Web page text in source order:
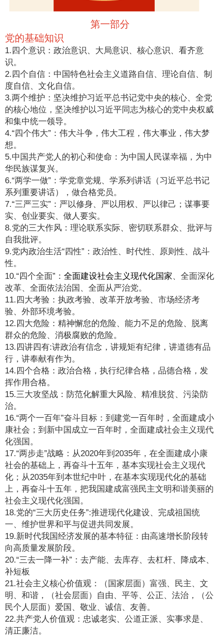
第一部分
党的基础知识
1.四个意识：政治意识、大局意识、核心意识、看齐意
识。
2.四个自信：中国特色社会主义道路自信、理论自信、制
度自信、文化自信。
3.两个维护：坚决维护习近平总书记党中央的核心、全党
的核心地位，坚决维护以习近平同志为核心的党中央权威
和集中统一领导。
4.“四个伟大”：伟大斗争，伟大工程，伟大事业，伟大梦
想。
5.中国共产党人的初心和使命：为中国人民谋幸福，为中
华民族谋复兴。
6.“两学一做”：学党章党规、学系列讲话（习近平总书记
系列重要讲话），做合格党员。
7.“三严三实”：严以修身、严以用权、严以律己；谋事要
实、创业要实、做人要实。
8.党的三大作风：理论联系实际、密切联系群众、批评与
自我批评。
9.党内政治生活“四性”：政治性、时代性、原则性、战斗
性。
10.“四个全面”： 全面建设社会主义现代化国家、全面深化
改革、全面依法治国、全面从严治党。
11.四大考验：执政考验、改革开放考验、市场经济考
验、外部环境考验。
12.四大危险：精神懈怠的危险、能力不足的危险、脱离
群众的危险、消极腐败的危险。
13.四讲四有:讲政治有信念，讲规矩有纪律，讲道德有品
行，讲奉献有作为。
14.四个合格：政治合格，执行纪律合格，品德合格，发
挥作用合格。
15.三大攻坚战：防范化解重大风险、精准脱贫、污染防
治。
16.“两个一百年”奋斗目标：到建党一百年时，全面建成小
康社会；到新中国成立一百年时，全面建成社会主义现代
化强国。
17.“两步走”战略：从2020年到2035年，在全面建成小康
社会的基础上，再奋斗十五年，基本实现社会主义现代
化；从2035年到本世纪中叶，在基本实现现代化的基础
上，再奋斗十五年，把我国建成富强民主文明和谐美丽的
社会主义现代化强国。
18.党的“三大历史任务”:推进现代化建设、完成祖国统
一、维护世界和平与促进共同发展。
19.新时代我国经济发展的基本特征：由高速增长阶段转
向高质量发展阶段。
20.“三去一降一补”：去产能、去库存、去杠杆、降成本、
补短板
21.社会主义核心价值观：（国家层面）富强、民主、文
明、和谐，（社会层面）自由、平等、公正、法治，（公
民个人层面）爱国、敬业、诚信、友善。
22.共产党人价值观：忠诚老实、公道正派、实事求是、
清正廉洁。